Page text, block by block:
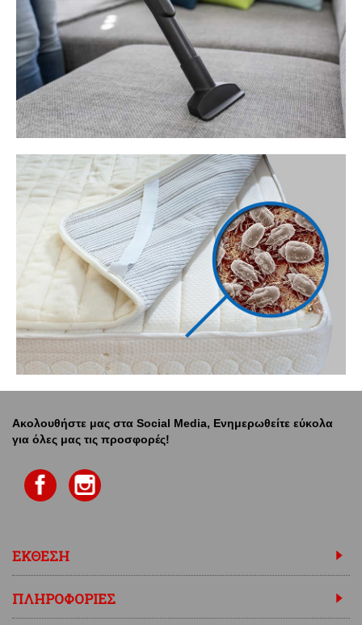
Ακολουθήστε μας στα Social Media, Ενημερωθείτε εύκολα
για όλες μας τις προσφορές!
ΕΚΘΕΣΗ
ΠΛΗΡΟΦΟΡΙΕΣ